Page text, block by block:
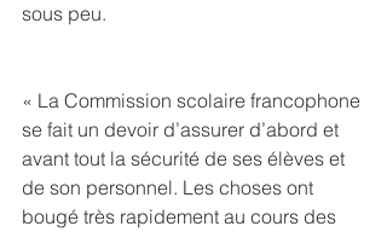
sous peu.
« La Commission scolaire francophone
se fait un devoir d’assurer d’abord et
avant tout la sécurité de ses élèves et
de son personnel. Les choses ont
bougé très rapidement au cours des